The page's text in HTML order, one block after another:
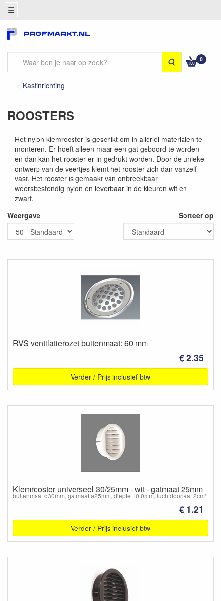
Zoeken 0
Kastinrichting
ROOSTERS
Het nylon klemrooster is geschikt om in allerlei materialen te
monteren. Er hoeft alleen maar een gat geboord te worden
en dan kan het rooster er in gedrukt worden. Door de unieke
ontwerp van de veertjes klemt het rooster zich dan vanzelf
vast. Het rooster is gemaakt van onbreekbaar
weersbestendig nylon en leverbaar in de kleuren wit en
zwart.
Weergave
Sorteer op
RVS ventilatierozet buitenmaat: 60 mm
€ 2.35
Verder / Prijs inclusief btw
Klemrooster universeel 30/25mm - wit - gatmaat 25mm
buitenmaat ø30mm, gatmaat ø25mm, diepte 10.0mm, luchtdoorlaat 2cm²
€ 1.21
Verder / Prijs inclusief btw